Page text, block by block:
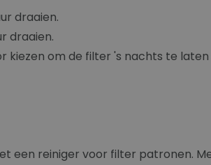
draaien.
draaien.
kiezen om de filter 's nachts te
een reiniger voor filter patronen.